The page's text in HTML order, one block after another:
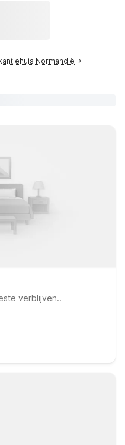
Normandië
verblijven..